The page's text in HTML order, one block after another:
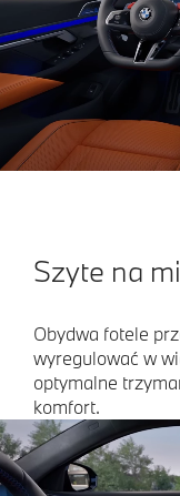
Szyte na
Obydwa fotele
wyregulować w
optymalne
komfort.